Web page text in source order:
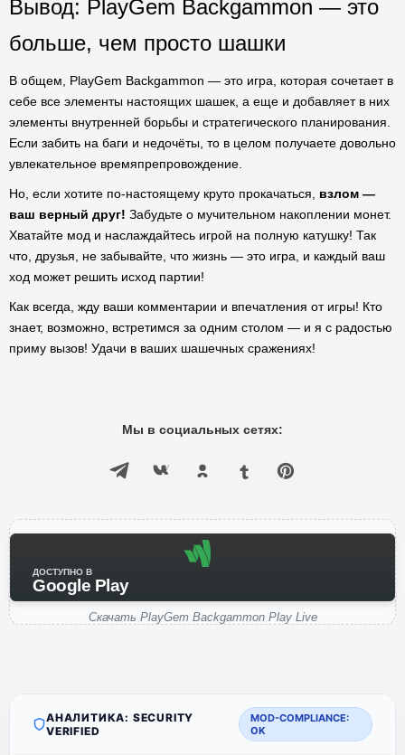
Вывод: PlayGem Backgammon — это
больше, чем просто шашки
В общем, PlayGem Backgammon — это игра, которая сочетает в
себе все элементы настоящих шашек, а еще и добавляет в них
элементы внутренней борьбы и стратегического планирования.
Если забить на баги и недочёты, то в целом получаете довольно
увлекательное времяпрепровождение.
Но, если хотите по-настоящему круто прокачаться, взлом —
ваш верный друг! Забудьте о мучительном накоплении монет.
Хватайте мод и наслаждайтесь игрой на полную катушку! Так
что, друзья, не забывайте, что жизнь — это игра, и каждый ваш
ход может решить исход партии!
Как всегда, жду ваши комментарии и впечатления от игры! Кто
знает, возможно, встретимся за одним столом — и я с радостью
приму вызов! Удачи в ваших шашечных сражениях!
Мы в социальных сетях:
ДОСТУПНО В
Google Play
Скачать PlayGem Backgammon Play Live
АНАЛИТИКА: SECURITY
VERIFIED
MOD-COMPLIANCE:
OK